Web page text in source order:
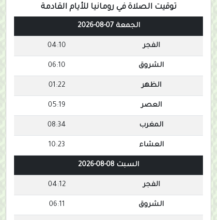
توقيت الصلاة في رومانيا للأيام القادمة
الجمعة 07-08-2026
الفجر 04:10
الشروق 06:10
الظهر 01:22
العصر 05:19
المغرب 08:34
العشاء 10:23
السبت 08-08-2026
الفجر 04:12
الشروق 06:11